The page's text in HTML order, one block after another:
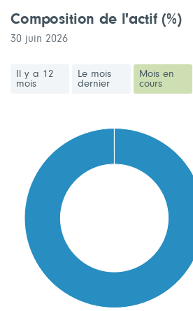
Composition de l'actif(%)
30 juin 2026
Il y a 12
mois
Le mois
dernier
Mois en
cours